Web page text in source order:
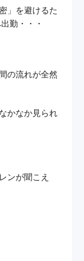
」を避けるた
勤・・・
の流れが全然
かなか見られ
ンが聞こえ